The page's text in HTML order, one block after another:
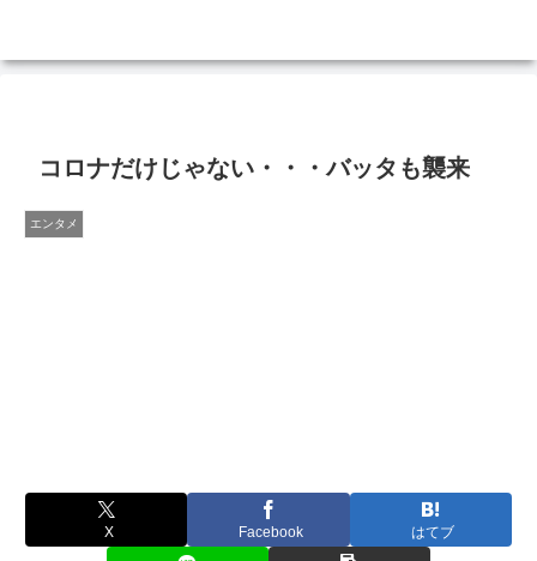
コロナだけじゃない・・・バッタも襲来
エンタメ
X Facebook はてブ